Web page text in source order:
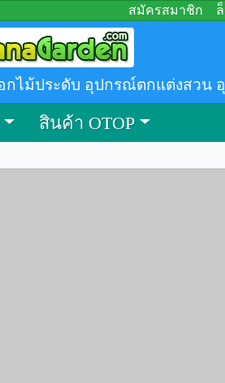
สมัครสมาชิก
ไม้ประดับ อุปกรณ์ตกแต่งสวน
สินค้า OTOP